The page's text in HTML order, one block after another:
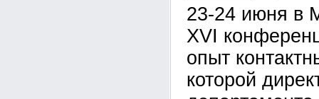
23-24 июня в
XVI
опыт
которой